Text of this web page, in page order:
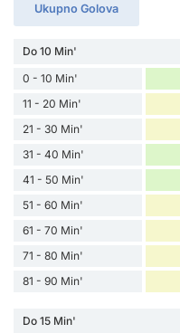
Ukupno Golova
Do 10 Min'
0 - 10 Min'
11 - 20 Min'
21 - 30 Min'
31 - 40 Min'
41 - 50 Min'
51 - 60 Min'
61 - 70 Min'
71 - 80 Min'
81 - 90 Min'
Do 15 Min'